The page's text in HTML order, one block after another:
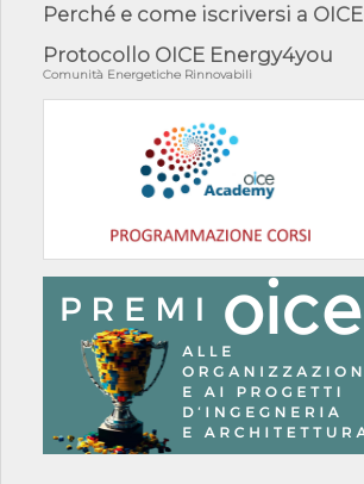
Perché e come iscriversi a OICE
Protocollo OICE Energy4you
Comunità Energetiche Rinnovabili